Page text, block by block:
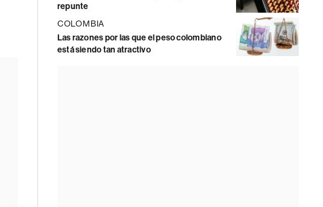
repunte
COLOMBIA
Las razones por las que el peso colombiano
está siendo tan atractivo